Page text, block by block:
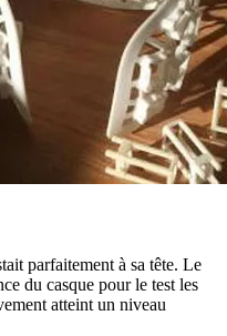
parfaitement à sa tête. Le
du casque pour le test les
atteint un niveau